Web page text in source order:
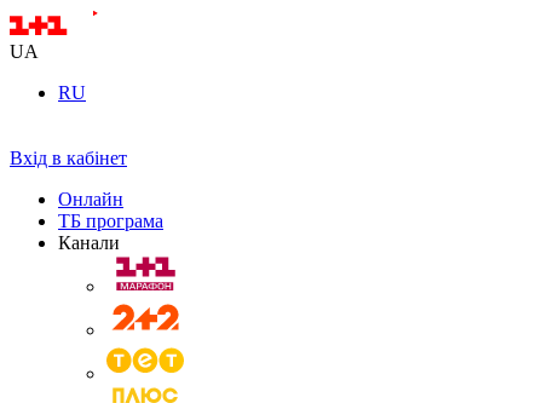
UA
RU
Вхід в кабінет
Онлайн
ТБ програма
Канали